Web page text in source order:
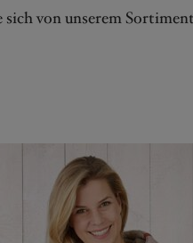
sich von unserem